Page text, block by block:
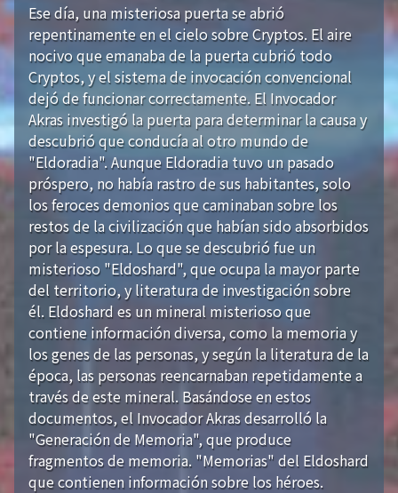
Ese día, una misteriosa puerta se abrió
repentinamente en el cielo sobre Cryptos. El aire
nocivo que emanaba de la puerta cubrió todo
Cryptos, y el sistema de invocación convencional
dejó de funcionar correctamente. El Invocador
Akras investigó la puerta para determinar la causa y
descubrió que conducía al otro mundo de
"Eldoradia". Aunque Eldoradia tuvo un pasado
próspero, no había rastro de sus habitantes, solo
los feroces demonios que caminaban sobre los
restos de la civilización que habían sido absorbidos
por la espesura. Lo que se descubrió fue un
misterioso "Eldoshard", que ocupa la mayor parte
del territorio, y literatura de investigación sobre
él. Eldoshard es un mineral misterioso que
contiene información diversa, como la memoria y
los genes de las personas, y según la literatura de la
época, las personas reencarnaban repetidamente a
través de este mineral. Basándose en estos
documentos, el Invocador Akras desarrolló la
"Generación de Memoria", que produce
fragmentos de memoria. "Memorias" del Eldoshard
que contienen información sobre los héroes.